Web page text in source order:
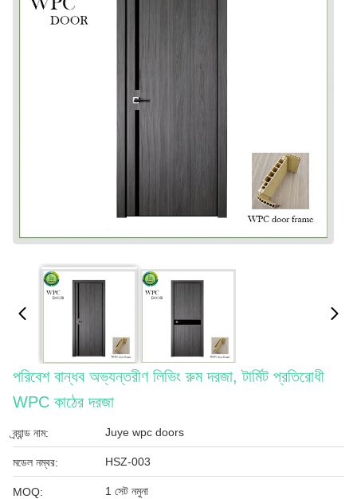
পরিবেশ বান্ধব অভ্যন্তরীণ লিভিং রুম দরজা, টার্মিট প্রতিরোধী
WPC কাঠের দরজা
ব্র্যান্ড নাম: Juye wpc doors
মডেল নম্বর: HSZ-003
MOQ: 1 সেট নমুনা